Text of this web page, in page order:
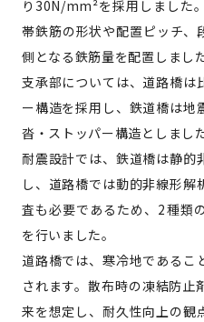
り30N/mm²を採用しました
帯鉄筋の形状や配置ピッチ、
側となる鉄筋量を配置しました
支承部については、道路橋は
ー構造を採用し、鉄道橋は地
沓・ストッパー構造としました
耐震設計では、鉄道橋は静的
し、道路橋では動的非線形
査も必要であるため、2種類
を行いました。
道路橋では、寒冷地であるこ
されます。散布時の凍結防止
来を想定し、耐久性向上の観